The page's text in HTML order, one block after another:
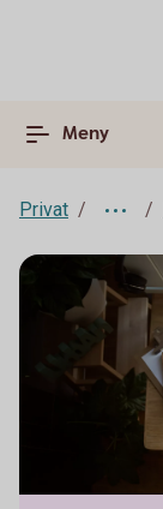
Meny
Privat